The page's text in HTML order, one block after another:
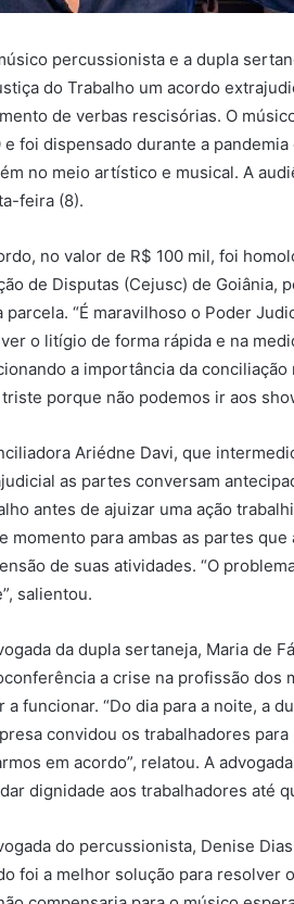
percussionista e a dupla
do Trabalho um acordo
de verbas rescisórias. O
e foi dispensado durante a
no meio artístico e musical. A
feira (8).
no valor de R$ 100 mil, foi
de Disputas (Cejusc) de Goiânia,
parcela. “É maravilhoso o Poder
o litígio de forma rápida e na
a importância da
porque não podemos ir aos
Ariédne Davi, que
as partes conversam
antes de ajuizar uma ação
momento para ambas as partes
de suas atividades. “O
salientou.
da dupla sertaneja, Maria de
a crise na profissão dos
a funcionar. “Do dia para a noite, a
convidou os trabalhadores
em acordo”, relatou. A
dignidade aos trabalhadores até
do percussionista, Denise
foi a melhor solução para resolver